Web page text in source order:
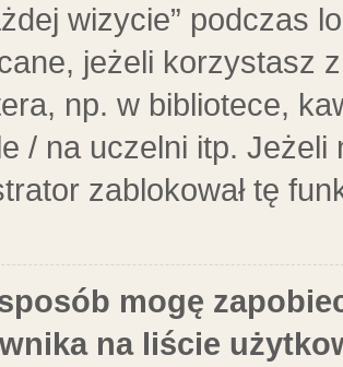
wizycie” podczas
jeżeli korzystasz
np. w bibliotece,
/ na uczelni itp.
zablokował tę
mogę
na liście